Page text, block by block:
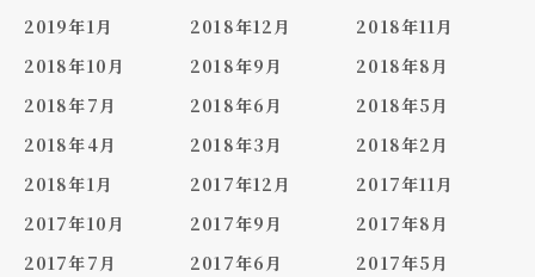
2019年1月
2018年12月
2018年11月
2018年10月
2018年9月
2018年8月
2018年7月
2018年6月
2018年5月
2018年4月
2018年3月
2018年2月
2018年1月
2017年12月
2017年11月
2017年10月
2017年9月
2017年8月
2017年7月
2017年6月
2017年5月